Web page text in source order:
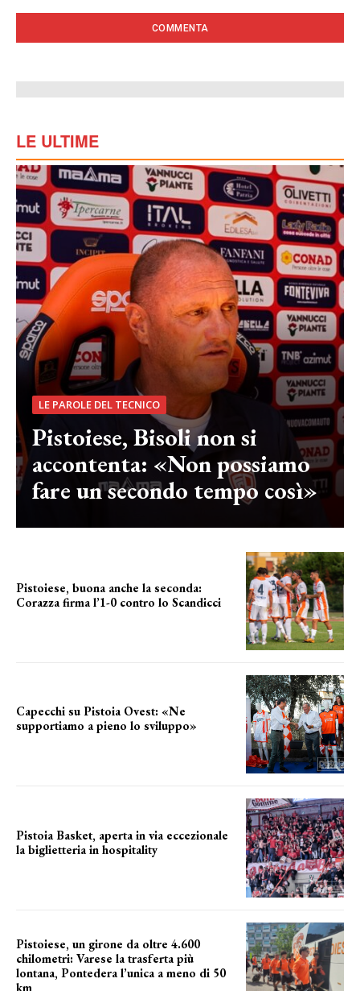
LE ULTIME
LE PAROLE DEL TECNICO
Pistoiese, Bisoli non si
accontenta: «Non possiamo
fare un secondo tempo così»
Pistoiese, buona anche la seconda:
Corazza firma l’1-0 contro lo Scandicci
Capecchi su Pistoia Ovest: «Ne
supportiamo a pieno lo sviluppo»
Pistoia Basket, aperta in via eccezionale
la biglietteria in hospitality
Pistoiese, un girone da oltre 4.600
chilometri: Varese la trasferta più
lontana, Pontedera l’unica a meno di 50
km